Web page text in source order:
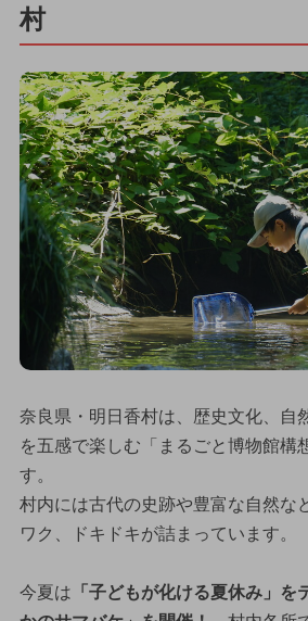
村
奈良県・明日香村は、歴史文化、自
を五感で楽しむ「まるごと博物館構
す。
村内には古代の史跡や豊富な自然な
ワク、ドキドキが詰まっています。
今夏は 「子どもが化ける夏休み」を